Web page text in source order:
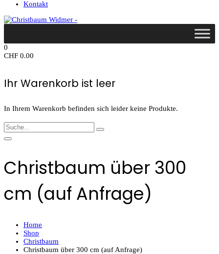
Kontakt
0
CHF 0.00
Ihr Warenkorb ist leer
In Ihrem Warenkorb befinden sich leider keine Produkte.
Christbaum über 300
cm (auf Anfrage)
Home
Shop
Christbaum
Christbaum über 300 cm (auf Anfrage)